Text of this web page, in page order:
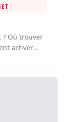
? Où trouver
activer